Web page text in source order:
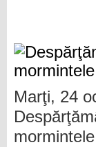
Marţi, 24